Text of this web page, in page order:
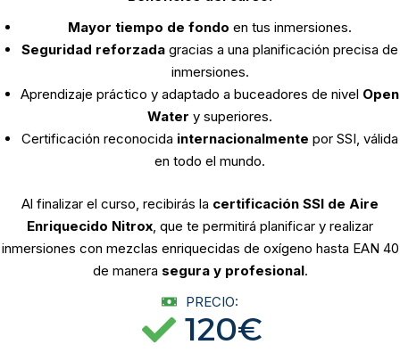
Mayor tiempo de fondo en tus inmersiones.
Seguridad reforzada gracias a una planificación precisa de
inmersiones.
Aprendizaje práctico y adaptado a buceadores de nivel Open
Water y superiores.
Certificación reconocida internacionalmente por SSI, válida
en todo el mundo.
Al finalizar el curso, recibirás la certificación SSI de Aire
Enriquecido Nitrox , que te permitirá planificar y realizar
inmersiones con mezclas enriquecidas de oxígeno hasta EAN 40
de manera segura y profesional.
PRECIO:
120€